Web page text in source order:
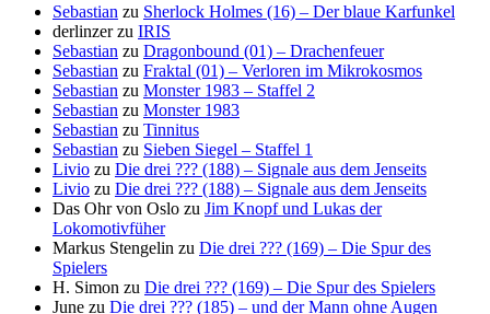
Sebastian zu Sherlock Holmes (16) – Der blaue Karfunkel
derlinzerzu IRIS
Sebastian zu Dragonbound (01) – Drachenfeuer
Sebastian zu Fraktal (01) – Verloren im Mikrokosmos
Sebastian zu Monster 1983 – Staffel 2
Sebastian zu Monster 1983
Sebastian zu Tinnitus
Sebastian zu Sieben Siegel – Staffel 1
Livio zu Die drei ??? (188) – Signale aus dem Jenseits
Livio zu Die drei ??? (188) – Signale aus dem Jenseits
Das Ohr von Oslo zu Jim Knopf und Lukas der
Lokomotivfüher
Markus Stengelin zu Die drei ??? (169) – Die Spur des
Spielers
H. Simon zu Die drei ??? (169) – Die Spur des Spielers
June zu Die drei ??? (185) – und der Mann ohne Augen